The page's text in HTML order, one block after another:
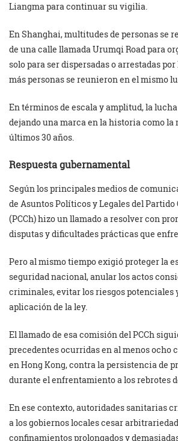
Liangma para continuar su vigilia.
En Shanghai, multitudes de personas se
de una calle llamada Urumqi Road para
solo para ser dispersadas o arrestadas
más personas se reunieron en el mismo
En términos de escala y amplitud, la
dejando una marca en la historia como la
últimos 30 años.
Respuesta gubernamental
Según los principales medios de
de Asuntos Políticos y Legales del
(PCCh) hizo un llamado a resolver con
disputas y dificultades prácticas que
Pero al mismo tiempo exigió proteger la
seguridad nacional, anular los actos
criminales, evitar los riesgos potenciales
aplicación de la ley.
El llamado de esa comisión del PCCh
precedentes ocurridas en al menos ocho
en Hong Kong, contra la persistencia de
durante el enfrentamiento a los rebrotes
En ese contexto, autoridades sanitarias
a los gobiernos locales cesar
confinamientos prolongados y